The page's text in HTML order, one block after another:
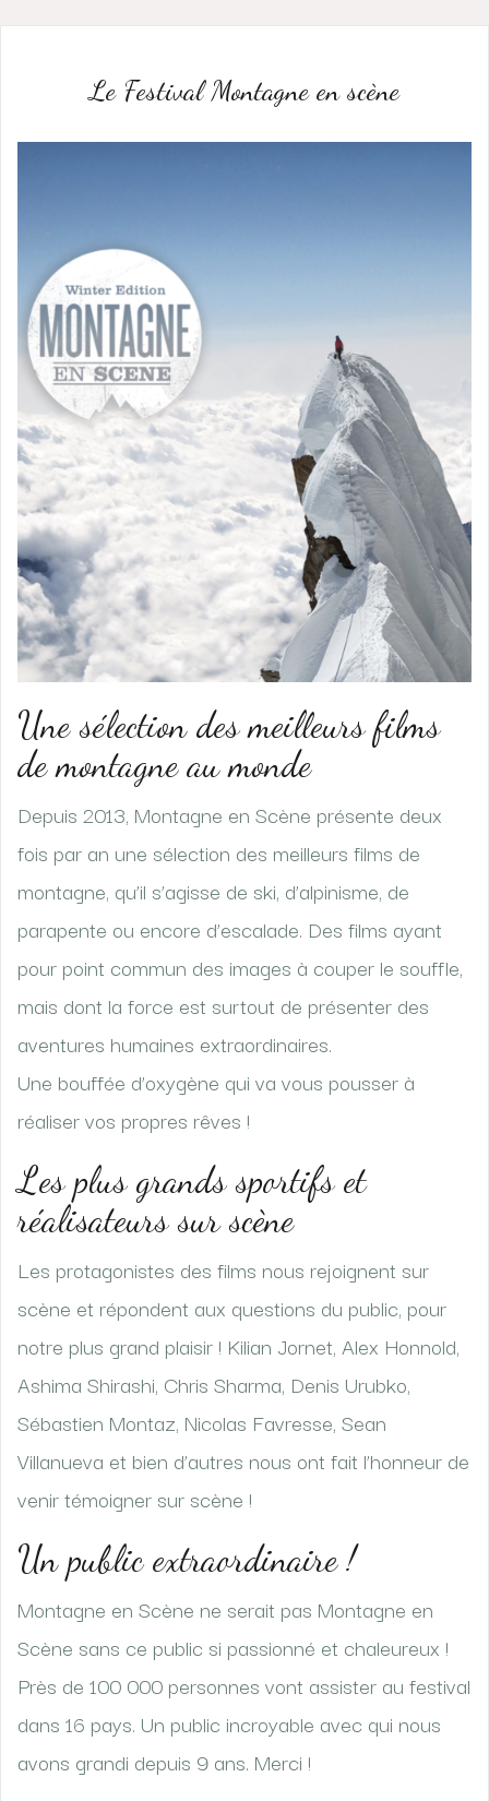
Le Festival Montagne en scène
Une sélection des meilleurs films
de montagne au monde
Depuis 2013, Montagne en Scène présente deux
fois par an une sélection des meilleurs films de
montagne, qu’il s’agisse de ski, d’alpinisme, de
parapente ou encore d’escalade. Des films ayant
pour point commun des images à couper le souffle,
mais dont la force est surtout de présenter des
aventures humaines extraordinaires.
Une bouffée d’oxygène qui va vous pousser à
réaliser vos propres rêves !
Les plus grands sportifs et
réalisateurs sur scène
Les protagonistes des films nous rejoignent sur
scène et répondent aux questions du public, pour
notre plus grand plaisir ! Kilian Jornet, Alex Honnold,
Ashima Shirashi, Chris Sharma, Denis Urubko,
Sébastien Montaz, Nicolas Favresse, Sean
Villanueva et bien d’autres nous ont fait l’honneur de
venir témoigner sur scène !
Un public extraordinaire !
Montagne en Scène ne serait pas Montagne en
Scène sans ce public si passionné et chaleureux !
Près de 100 000 personnes vont assister au festival
dans 16 pays. Un public incroyable avec qui nous
avons grandi depuis 9 ans. Merci !